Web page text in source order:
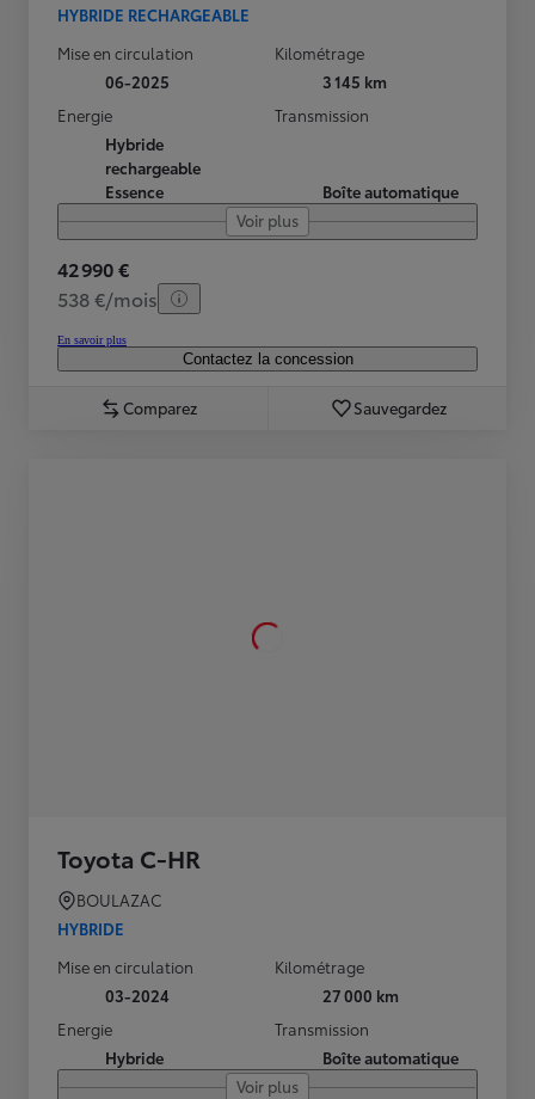
HYBRIDE RECHARGEABLE
Mise en circulation
06-2025
Kilométrage
3 145 km
Energie
Hybride
rechargeable
Essence
Transmission
Boîte automatique
Voir plus
42 990 €
538 €/mois
En savoir plus
Contactez la concession
Comparez Sauvegardez
Toyota C-HR
BOULAZAC
HYBRIDE
Mise en circulation
03-2024
Kilométrage
27 000 km
Energie
Hybride
Transmission
Boîte automatique
Voir plus